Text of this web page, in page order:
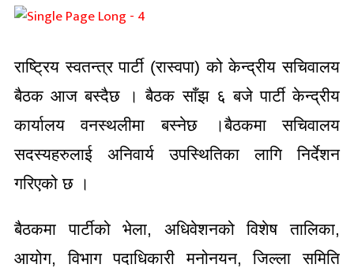
राष्ट्रिय स्वतन्त्र पार्टी (रास्वपा) को केन्द्रीय सचिवालय
बैठक आज बस्दैछ । बैठक साँझ ६ बजे पार्टी केन्द्रीय
कार्यालय वनस्थलीमा बस्नेछ ।बैठकमा सचिवालय
सदस्यहरुलाई अनिवार्य उपस्थितिका लागि निर्देशन
गरिएको छ ।
बैठकमा पार्टीको भेला, अधिवेशनको विशेष तालिका,
आयोग, विभाग पदाधिकारी मनोनयन, जिल्ला समिति